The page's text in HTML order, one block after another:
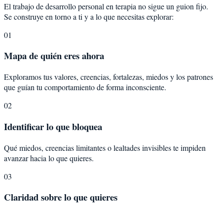
El trabajo de desarrollo personal en terapia no sigue un guion fijo.
Se construye en torno a ti y a lo que necesitas explorar:
01
Mapa de quién eres ahora
Exploramos tus valores, creencias, fortalezas, miedos y los patrones
que guían tu comportamiento de forma inconsciente.
02
Identificar lo que bloquea
Qué miedos, creencias limitantes o lealtades invisibles te impiden
avanzar hacia lo que quieres.
03
Claridad sobre lo que quieres